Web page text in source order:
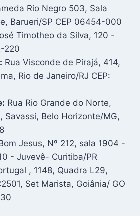
Rio Negro 503, Sala
Barueri/SP CEP 06454-000
Timotheo da Silva, 120 -
220
Rua Visconde de Pirajá, 414,
Rio de Janeiro/RJ CEP:
Rua Rio Grande do Norte,
Savassi, Belo Horizonte/MG,
Jesus, Nº 212, sala 1904 -
- Juvevê- Curitiba/PR
, 1148, Quadra L29,
Set Marista, Goiânia/ GO